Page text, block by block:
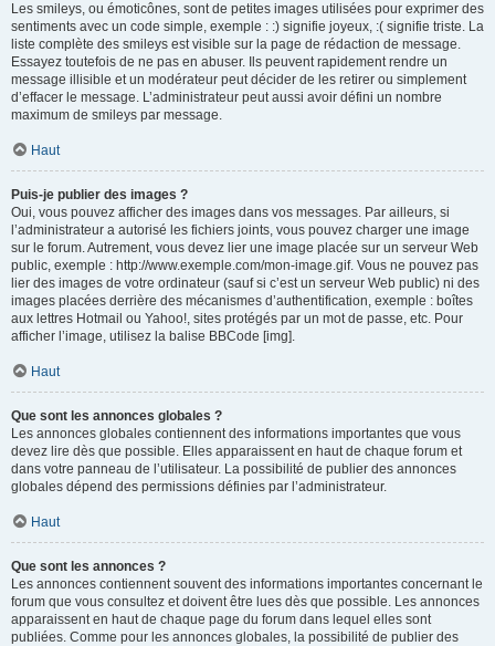
Les smileys, ou émoticônes, sont de petites images utilisées pour exprimer des
sentiments avec un code simple, exemple : :) signifie joyeux, :( signifie triste. La
liste complète des smileys est visible sur la page de rédaction de message.
Essayez toutefois de ne pas en abuser. Ils peuvent rapidement rendre un
message illisible et un modérateur peut décider de les retirer ou simplement
d’effacer le message. L’administrateur peut aussi avoir défini un nombre
maximum de smileys par message.
Haut
Puis-je publier des images ?
Oui, vous pouvez afficher des images dans vos messages. Par ailleurs, si
l’administrateur a autorisé les fichiers joints, vous pouvez charger une image
sur le forum. Autrement, vous devez lier une image placée sur un serveur Web
public, exemple : http://www.exemple.com/mon-image.gif. Vous ne pouvez pas
lier des images de votre ordinateur (sauf si c’est un serveur Web public) ni des
images placées derrière des mécanismes d’authentification, exemple : boîtes
aux lettres Hotmail ou Yahoo!, sites protégés par un mot de passe, etc. Pour
afficher l’image, utilisez la balise BBCode [img].
Haut
Que sont les annonces globales ?
Les annonces globales contiennent des informations importantes que vous
devez lire dès que possible. Elles apparaissent en haut de chaque forum et
dans votre panneau de l’utilisateur. La possibilité de publier des annonces
globales dépend des permissions définies par l’administrateur.
Haut
Que sont les annonces ?
Les annonces contiennent souvent des informations importantes concernant le
forum que vous consultez et doivent être lues dès que possible. Les annonces
apparaissent en haut de chaque page du forum dans lequel elles sont
publiées. Comme pour les annonces globales, la possibilité de publier des